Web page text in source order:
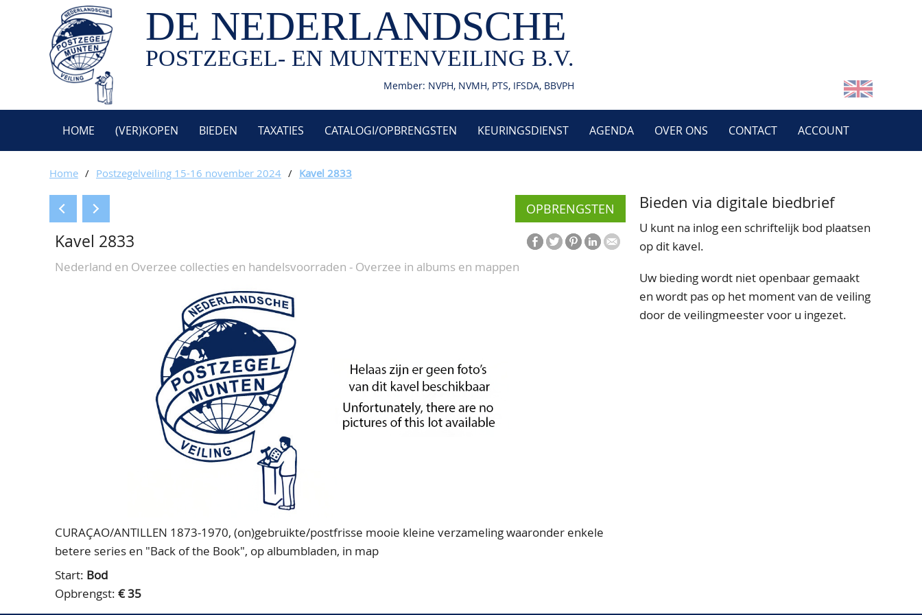
DE NEDERLANDSCHE
POSTZEGEL- EN MUNTENVEILING B.V.
Member: NVPH, NVMH, PTS, IFSDA, BBVPH
HOME (VER)KOPEN BIEDEN TAXATIES CATALOGI/OPBRENGSTEN KEURINGSDIENST AGENDA OVER ONS CONTACT ACCOUNT
Home / Postzegelveiling 15-16 november 2024 / Kavel 2833
OPBRENGSTEN
Kavel 2833
Nederland en Overzee collecties en handelsvoorraden - Overzee in albums en mappen
CURAÇAO/ANTILLEN 1873-1970, (on)gebruikte/postfrisse mooie kleine verzameling waaronder enkele
betere series en "Back of the Book", op albumbladen, in map
Start: Bod
Opbrengst: € 35
Bieden via digitale biedbrief
U kunt na inlog een schriftelijk bod plaatsen
op dit kavel.
Uw bieding wordt niet openbaar gemaakt
en wordt pas op het moment van de veiling
door de veilingmeester voor u ingezet.